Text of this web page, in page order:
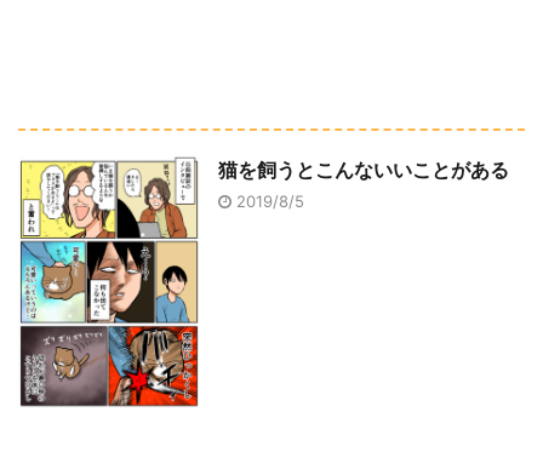
猫を飼うとこんないいことがある
2019/8/5